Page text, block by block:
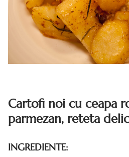
Cartofi noi cu ceapa
parmezan, reteta
INGREDIENTE: